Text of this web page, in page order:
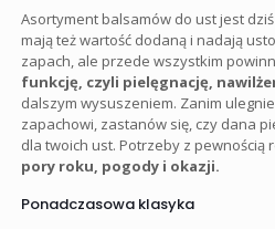
Asortyment balsamów do ust jest
mają też wartość dodaną i nadają
zapach, ale przede wszystkim
funkcję, czyli pielęgnację,
dalszym wysuszeniem. Zanim
zapachowi, zastanów się, czy dana
dla twoich ust. Potrzeby z pewnością
pory roku, pogody i okazji.
Ponadczasowa klasyka